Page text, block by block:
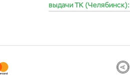
выдачи ТК (Челябинск):